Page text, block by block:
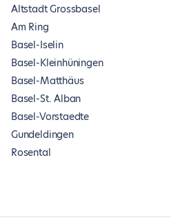
Altstadt Grossbasel
Am Ring
Basel-Iselin
Basel-Kleinhüningen
Basel-Matthäus
Basel-St. Alban
Basel-Vorstaedte
Gundeldingen
Rosental